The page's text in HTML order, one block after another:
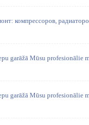
компрессоров,
garāžā Mūsu profesionālie
garāžā Mūsu profesionālie